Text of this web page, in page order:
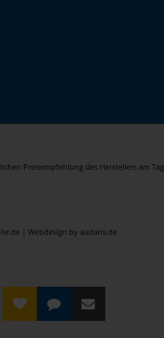
Preisempfehlung des Herstellers am Tag
| Webdesign by audaris.de